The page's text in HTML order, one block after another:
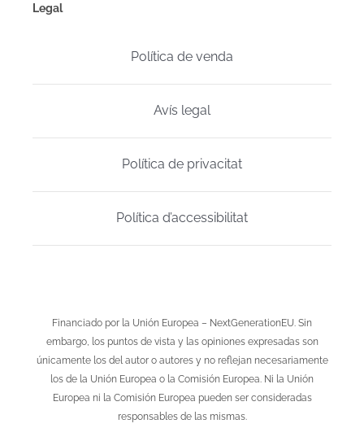
Legal
Política de venda
Avís legal
Política de privacitat
Política d’accessibilitat
Financiado por la Unión Europea – NextGenerationEU. Sin
embargo, los puntos de vista y las opiniones expresadas son
únicamente los del autor o autores y no reflejan necesariamente
los de la Unión Europea o la Comisión Europea. Ni la Unión
Europea ni la Comisión Europea pueden ser consideradas
responsables de las mismas.